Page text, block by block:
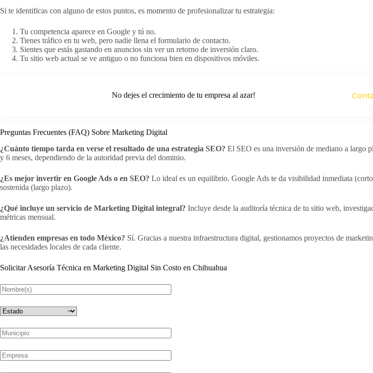
Si te identificas con alguno de estos puntos, es momento de profesionalizar tu estrategia:
Tu competencia aparece en Google y tú no.
Tienes tráfico en tu web, pero nadie llena el formulario de contacto.
Sientes que estás gastando en anuncios sin ver un retorno de inversión claro.
Tu sitio web actual se ve antiguo o no funciona bien en dispositivos móviles.
No dejes el crecimiento de tu empresa al azar!
Preguntas Frecuentes (FAQ) Sobre Marketing Digital
¿Cuánto tiempo tarda en verse el resultado de una estrategia SEO? El SEO es una inversión de mediano a largo
y 6 meses, dependiendo de la autoridad previa del dominio.
¿Es mejor invertir en Google Ads o en SEO? Lo ideal es un equilibrio. Google Ads te da visibilidad inmediata
sostenida (largo plazo).
¿Qué incluye un servicio de Marketing Digital integral? Incluye desde la auditoría técnica de tu sitio web,
métricas mensual.
¿Atienden empresas en todo México? Sí. Gracias a nuestra infraestructura digital, gestionamos proyectos de
las necesidades locales de cada cliente.
Solicitar Asesoría Técnica en Marketing Digital Sin Costo en Chihuahua